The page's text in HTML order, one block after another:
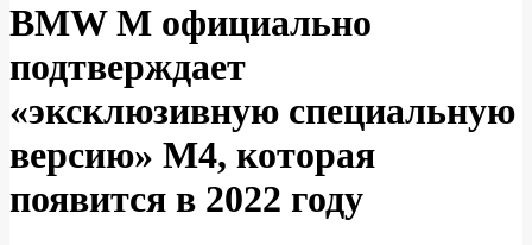
BMW M официально
подтверждает
«эксклюзивную специальную
версию» M4, которая
появится в 2022 году